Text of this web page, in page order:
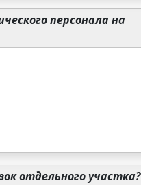
персонала на
отдельного участка?